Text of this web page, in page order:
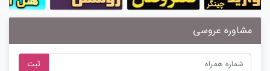
مشاوره عروسی
ثبت